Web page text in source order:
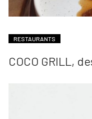
RESTAURANTS
COCO GRILL,